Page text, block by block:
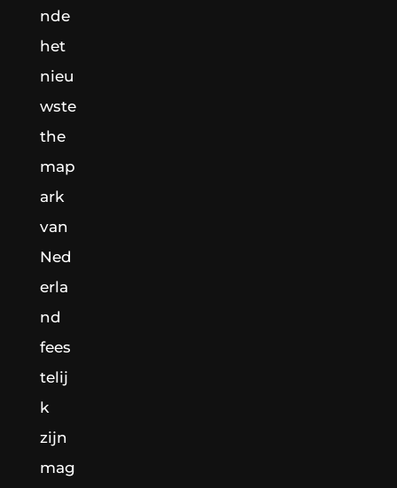
nde
het
nieu
wste
the
map
ark
van
Ned
erla
nd
fees
telij
k
zijn
mag